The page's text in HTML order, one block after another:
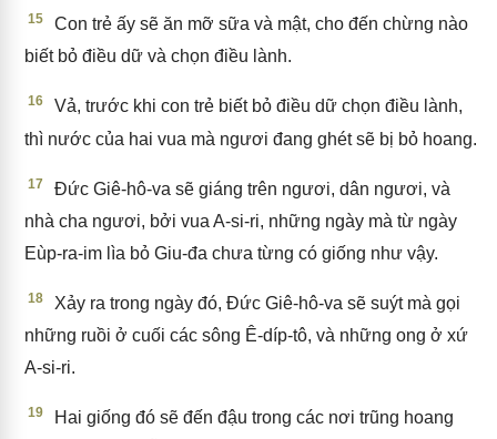
15
Con trẻ ấy sẽ ăn mỡ sữa và mật, cho đến chừng nào
biết bỏ điều dữ và chọn điều lành.
16
Vả, trước khi con trẻ biết bỏ điều dữ chọn điều lành,
thì nước của hai vua mà ngươi đang ghét sẽ bị bỏ hoang.
17
Đức Giê-hô-va sẽ giáng trên ngươi, dân ngươi, và
nhà cha ngươi, bởi vua A-si-ri, những ngày mà từ ngày
Eùp-ra-im lìa bỏ Giu-đa chưa từng có giống như vậy.
18
Xảy ra trong ngày đó, Đức Giê-hô-va sẽ suýt mà gọi
những ruồi ở cuối các sông Ê-díp-tô, và những ong ở xứ
A-si-ri.
19
Hai giống đó sẽ đến đậu trong các nơi trũng hoang